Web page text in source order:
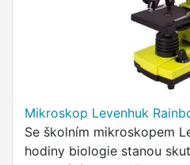
Mikroskop Levenhuk
Se školním mikroskopem
hodiny biologie stanou